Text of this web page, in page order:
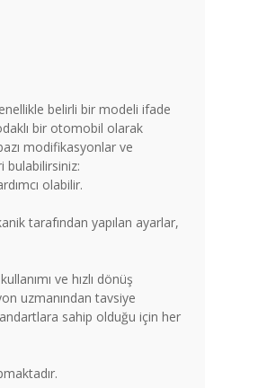
belirli bir modeli ifade
bir otomobil olarak
modifikasyonlar ve
bulabilirsiniz:
olabilir.
tarafından yapılan ayarlar,
ve hızlı dönüş
uzmanından tavsiye
sahip olduğu için her